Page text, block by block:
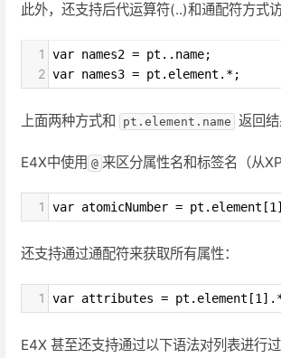
此外，还支持后代运算符(..)和通配符方式访
1 var names2 = pt..name;
2 var names3 = pt.element.*;
上面两种方式和 pt.element.name 返回结
E4X中使用 @ 来区分属性名和标签名（从
1 var atomicNumber =
还支持通过通配符来获取所有属性：
1 var attributes =
E4X 甚至还支持通过以下语法对列表进行过